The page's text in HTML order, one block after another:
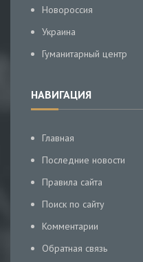
Новороссия
Украина
Гуманитарный центр
НАВИГАЦИЯ
Главная
Последние новости
Правила сайта
Поиск по сайту
Комментарии
Обратная связь